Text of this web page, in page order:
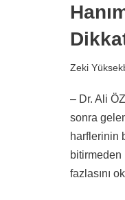
Zeki
– Dr. Ali
sonra
harflerinin
fazlasını